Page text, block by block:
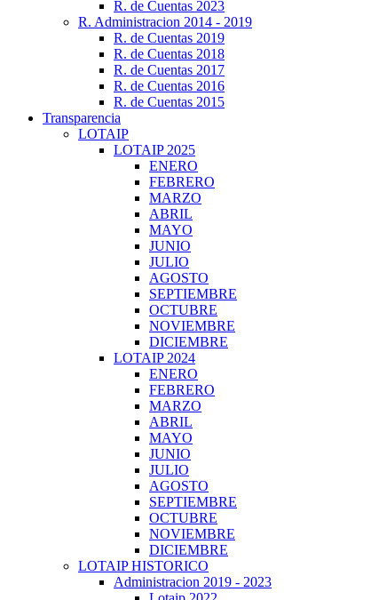
R. de Cuentas 2023
R. Administracion 2014 - 2019
R. de Cuentas 2019
R. de Cuentas 2018
R. de Cuentas 2017
R. de Cuentas 2016
R. de Cuentas 2015
Transparencia
LOTAIP
LOTAIP 2025
ENERO
FEBRERO
MARZO
ABRIL
MAYO
JUNIO
JULIO
AGOSTO
SEPTIEMBRE
OCTUBRE
NOVIEMBRE
DICIEMBRE
LOTAIP 2024
ENERO
FEBRERO
MARZO
ABRIL
MAYO
JUNIO
JULIO
AGOSTO
SEPTIEMBRE
OCTUBRE
NOVIEMBRE
DICIEMBRE
LOTAIP HISTORICO
Administracion 2019 - 2023